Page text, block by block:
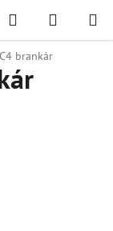
Hľadať
KOŠÍK
brankár